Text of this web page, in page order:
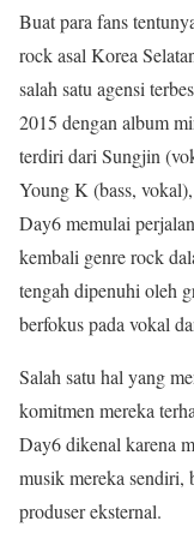
Buat para fans
rock asal Korea
salah satu agensi
2015 dengan album
terdiri dari Sungjin
Young K (bass,
Day6 memulai
kembali genre rock
tengah dipenuhi oleh
berfokus pada vokal
Salah satu hal yang
komitmen mereka
Day6 dikenal karena
musik mereka sendiri,
produser eksternal.